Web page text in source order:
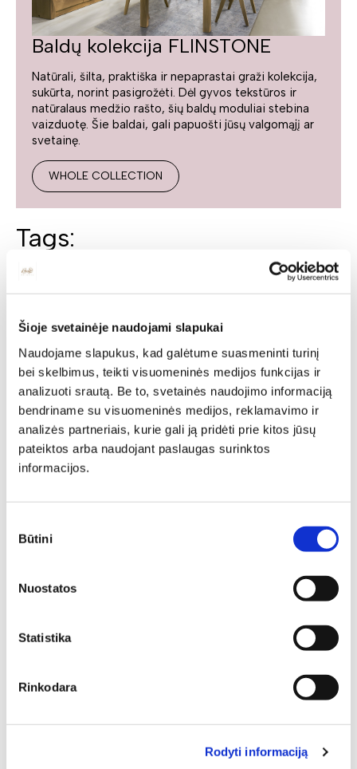
Šioje svetainėje naudojami slapukai
Naudojame slapukus, kad galėtume suasmeninti turinį
bei skelbimus, teikti visuomeninės medijos funkcijas ir
analizuoti srautą. Be to, svetainės naudojimo informaciją
bendriname su visuomeninės medijos, reklamavimo ir
analizės partneriais, kurie gali ją pridėti prie kitos jūsų
pateiktos arba naudojant paslaugas surinktos
informacijos.
pasirinkimas
Būtini
Nuostatos
Statistika
Rinkodara
Rodyti informaciją
Baldų kolekcija FLINSTONE
Natūrali, šilta, praktiška ir nepaprastai graži kolekcija,
sukūrta, norint pasigrožėti. Dėl gyvos tekstūros ir
natūralaus medžio rašto, šių baldų moduliai stebina
vaizduotę. Šie baldai, gali papuošti jūsų valgomąjį ar
svetainę.
WHOLE COLLECTION
Tags:
LENKIŠKI BALDAI
ŠIUOLAIKINIAI SVETAINĖS BALDAI
MODERNŪS SVETAINĖS BALDAI
MODERNŪS BALDAI
BALDAI SVETAINEI
KORPUSINIAI BALDAI
PAKABINAMI VEIDRODŽIAI SVETAINEI
N
Pakabinama lentyna
Ilgis: 160 cm, Plotis: 35 cm,
Pakabinama lentyna
apšvietimu
Ilgis: 80 cm, Gylis: 22 cm,
Aukštis: 88 cm